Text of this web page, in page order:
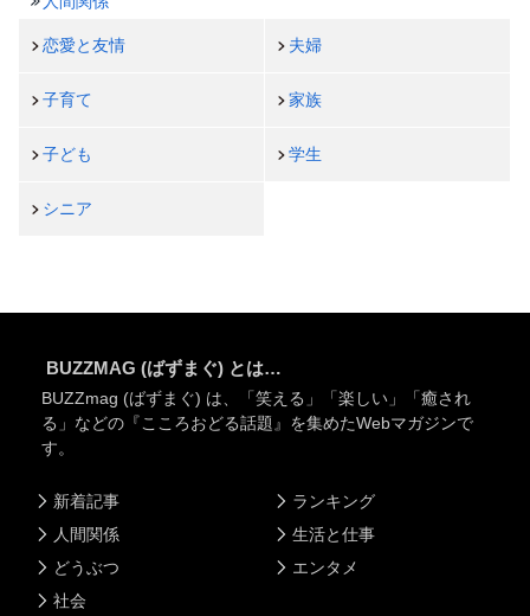
恋愛と友情 夫婦
子育て 家族
子ども 学生
シニア
BUZZMAG (ばずまぐ) とは…
BUZZmag (ばずまぐ) は、「笑える」「楽しい」「癒され
る」などの『こころおどる話題』を集めたWebマガジンで
す。
新着記事
人間関係
どうぶつ
社会
ランキング
生活と仕事
エンタメ